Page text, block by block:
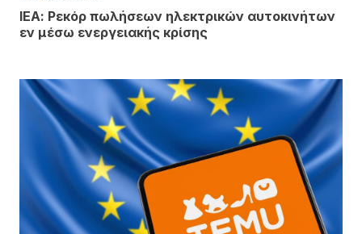
ΙΕΑ: Ρεκόρ πωλήσεων ηλεκτρικών αυτοκινήτων
εν μέσω ενεργειακής κρίσης